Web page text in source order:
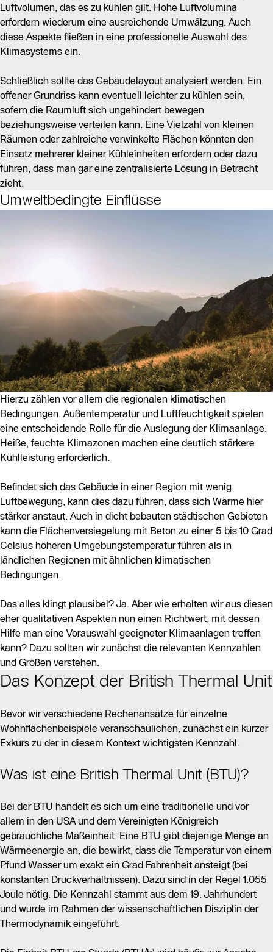
Luftvolumen, das es zu kühlen gilt. Hohe Luftvolumina
erfordern wiederum eine ausreichende Umwälzung. Auch
diese Aspekte fließen in eine professionelle Auswahl des
Klimasystems ein.
Schließlich sollte das Gebäudelayout analysiert werden. Ein
offener Grundriss kann eventuell leichter zu kühlen sein,
sofern die Raumluft sich ungehindert bewegen
beziehungsweise verteilen kann. Eine Vielzahl von kleinen
Räumen oder zahlreiche verwinkelte Flächen könnten den
Einsatz mehrerer kleiner Kühleinheiten erfordern oder dazu
führen, dass man gar eine zentralisierte Lösung in Betracht
zieht.
Umweltbedingte Einflüsse
Hierzu zählen vor allem die regionalen klimatischen
Bedingungen. Außentemperatur und Luftfeuchtigkeit spielen
eine entscheidende Rolle für die Auslegung der Klimaanlage.
Heiße, feuchte Klimazonen machen eine deutlich stärkere
Kühlleistung erforderlich.
Befindet sich das Gebäude in einer Region mit wenig
Luftbewegung, kann dies dazu führen, dass sich Wärme hier
stärker anstaut. Auch in dicht bebauten städtischen Gebieten
kann die Flächenversiegelung mit Beton zu einer 5 bis 10 Grad
Celsius höheren Umgebungstemperatur führen als in
ländlichen Regionen mit ähnlichen klimatischen
Bedingungen.
Das alles klingt plausibel? Ja. Aber wie erhalten wir aus diesen
eher qualitativen Aspekten nun einen Richtwert, mit dessen
Hilfe man eine Vorauswahl geeigneter Klimaanlagen treffen
kann? Dazu sollten wir zunächst die relevanten Kennzahlen
und Größen verstehen.
Das Konzept der British Thermal Unit
Bevor wir verschiedene Rechenansätze für einzelne
Wohnflächenbeispiele veranschaulichen, zunächst ein kurzer
Exkurs zu der in diesem Kontext wichtigsten Kennzahl.
Was ist eine British Thermal Unit (BTU)?
Bei der BTU handelt es sich um eine traditionelle und vor
allem in den USA und dem Vereinigten Königreich
gebräuchliche Maßeinheit. Eine BTU gibt diejenige Menge an
Wärmeenergie an, die bewirkt, dass die Temperatur von einem
Pfund Wasser um exakt ein Grad Fahrenheit ansteigt (bei
konstanten Druckverhältnissen). Dazu sind in der Regel 1.055
Joule nötig. Die Kennzahl stammt aus dem 19. Jahrhundert
und wurde im Rahmen der wissenschaftlichen Disziplin der
Thermodynamik eingeführt.